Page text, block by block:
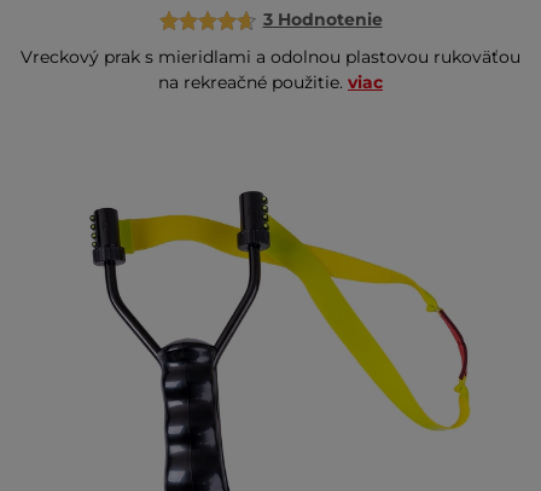
3 Hodnotenie
Vreckový prak s mieridlami a odolnou plastovou rukoväťou
na rekreačné použitie. viac